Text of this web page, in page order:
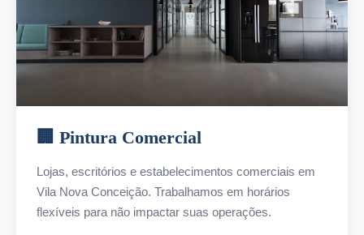
🏢 Pintura Comercial
Lojas, escritórios e estabelecimentos comerciais em
Vila Nova Conceição. Trabalhamos em horários
flexíveis para não impactar suas operações.